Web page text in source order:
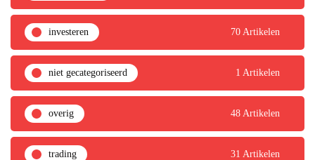
investeren 70 Artikelen
niet gecategoriseerd 1 Artikelen
overig 48 Artikelen
trading 31 Artikelen